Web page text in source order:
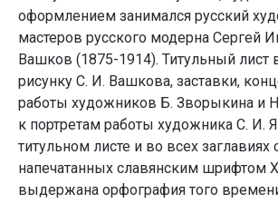
оформлением занимался русский
мастеров русского модерна Сергей
Вашков (1875-1914). Титульный лист
рисунку С. И. Вашкова, заставки,
работы художников Б. Зворыкина и
к портретам работы художника С. И.
титульном листе и во всех заглавиях
напечатанных славянским шрифтом
выдержана орфография того